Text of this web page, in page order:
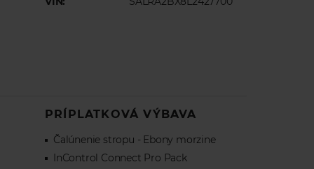
PRÍPLATKOVÁ VÝBAVA
Čalúnenie stropu - Ebony morzine
InControl Connect Pro Pack